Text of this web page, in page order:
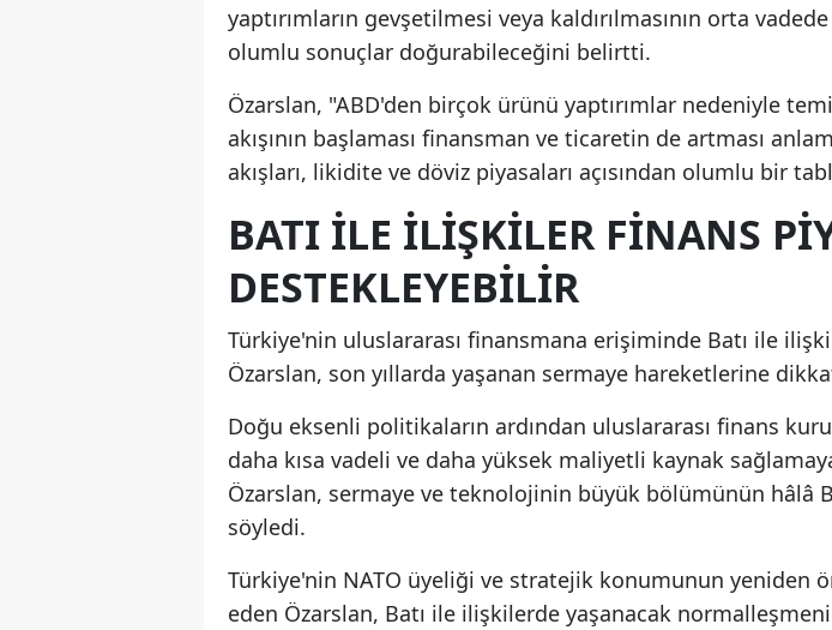
yaptırımların gevşetilmesi veya kaldırılmasının orta
olumlu sonuçlar doğurabileceğini belirtti.
Özarslan, "ABD'den birçok ürünü yaptırımlar nedeniyle
akışının başlaması finansman ve ticaretin de artması
akışları, likidite ve döviz piyasaları açısından olumlu bir
BATI ILE ILIŞKILER FINANS
DESTEKLEYEBILIR
Türkiye'nin uluslararası finansmana erişiminde Batı ile
Özarslan, son yıllarda yaşanan sermaye hareketlerine
Doğu eksenli politikaların ardından uluslararası finans
daha kısa vadeli ve daha yüksek maliyetli kaynak
Özarslan, sermaye ve teknolojinin büyük bölümünün hâlâ
söyledi.
Türkiye'nin NATO üyeliği ve stratejik konumunun yeniden
eden Özarslan, Batı ile ilişkilerde yaşanacak